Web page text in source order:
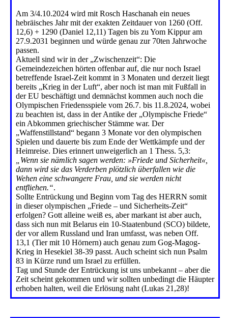
Am 3/4.10.2024 wird mit Rosch Haschanah ein neues
hebräisches Jahr mit der exakten Zeitdauer von 1260 (Off.
12,6) + 1290 (Daniel 12,11) Tagen bis zu Yom Kippur am
27.9.2031 beginnen und würde genau zur 70ten Jahrwoche
passen.
Aktuell sind wir in der „Zwischenzeit“: Die
Gemeindezeichen hörten offenbar auf, die nur noch Israel
betreffende Israel-Zeit kommt in 3 Monaten und derzeit liegt
bereits „Krieg in der Luft“, aber noch ist man mit Fußfall in
der EU beschäftigt und demnächst kommen auch noch die
Olympischen Friedensspiele vom 26.7. bis 11.8.2024, wobei
zu beachten ist, dass in der Antike der „Olympische Friede“
ein Abkommen griechischer Stämme war. Der
„Waffenstillstand“ begann 3 Monate vor den olympischen
Spielen und dauerte bis zum Ende der Wettkämpfe und der
Heimreise. Dies erinnert unweigerlich an 1 Thess. 5,3:
„Wenn sie nämlich sagen werden: »Friede und Sicherheit«,
dann wird sie das Verderben plötzlich überfallen wie die
Wehen eine schwangere Frau, und sie werden nicht
entfliehen.“.
Sollte Entrückung und Beginn vom Tag des HERRN somit
in dieser olympischen „Friede – und Sicherheits-Zeit“
erfolgen? Gott alleine weiß es, aber markant ist aber auch,
dass sich nun mit Belarus ein 10-Staatenbund (SCO) bildete,
der vor allem Russland und Iran umfasst, was neben Off.
13,1 (Tier mit 10 Hörnern) auch genau zum Gog-Magog-
Krieg in Hesekiel 38-39 passt. Auch scheint sich nun Psalm
83 in Kürze rund um Israel zu erfüllen.
Tag und Stunde der Entrückung ist uns unbekannt – aber die
Zeit scheint gekommen und wir sollten unbedingt die Häupter
erhoben halten, weil die Erlösung naht (Lukas 21,28)!